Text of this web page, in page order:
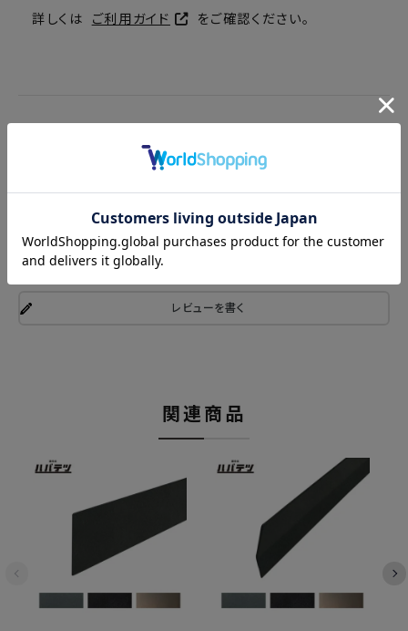
詳しくは ご利用ガイド をご確認ください。
商品レビュー
レビューを書く
関連商品